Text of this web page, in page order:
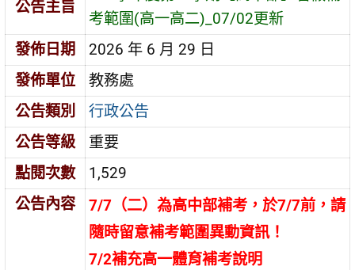
公告主旨
考範圍(高一高二)_07/02更新
發佈日期
2026 年 6 月 29 日
發佈單位
教務處
公告類別
行政公告
公告等級
重要
點閱次數
1,529
公告內容
7/7（二）為高中部補考，於7/7前，請
隨時留意補考範圍異動資訊！
7/2補充高一體育補考說明